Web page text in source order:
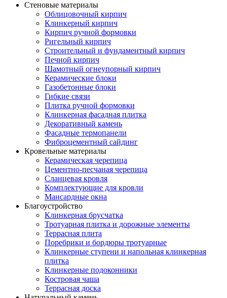
Стеновые материалы
Облицовочный кирпич
Клинкерный кирпич
Кирпич ручной формовки
Ригельный кирпич
Строительный и фундаментный кирпич
Печной кирпич
Шамотный огнеупорный кирпич
Керамические блоки
Газобетонные блоки
Гибкие связи
Плитка ручной формовки
Клинкерная фасадная плитка
Декоративный камень
Фасадные термопанели
Фиброцементный сайдинг
Кровельные материалы
Керамическая черепица
Цементно-песчаная черепица
Сланцевая кровля
Комплектующие для кровли
Мансардные окна
Благоустройство
Клинкерная брусчатка
Тротуарная плитка и дорожные элементы
Террасная плита
Поребрики и бордюры тротуарные
Клинкерные ступени и напольная клинкерная
плитка
Клинкерные подоконники
Костровая чаша
Террасная доска